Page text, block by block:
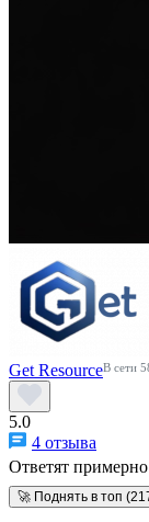
Get ResourceВ сети
5.0
4 отзыва
Ответят примерно
🚀 Поднять в топ